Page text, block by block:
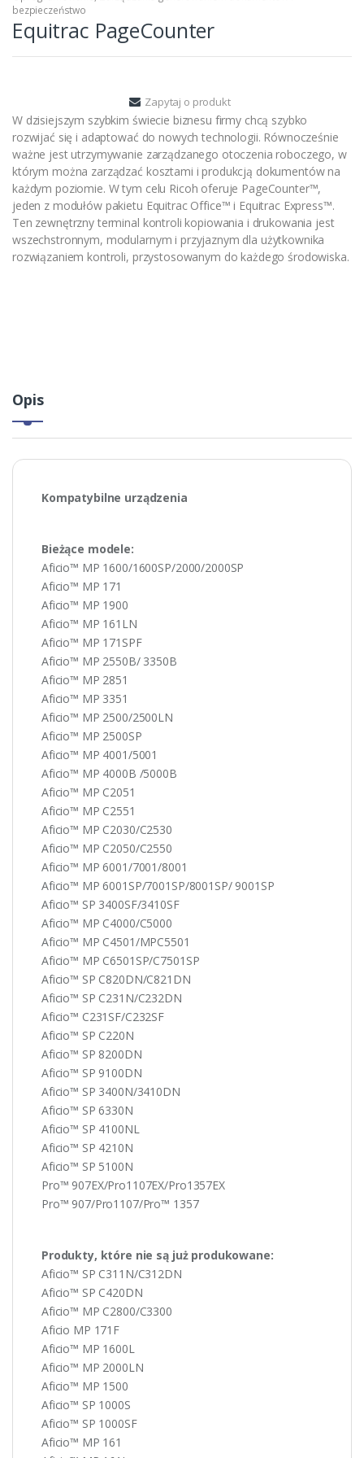
bezpieczeństwo
Equitrac PageCounter
Zapytaj o produkt
W dzisiejszym szybkim świecie biznesu firmy chcą szybko
rozwijać się i adaptować do nowych technologii. Równocześnie
ważne jest utrzymywanie zarządzanego otoczenia roboczego, w
którym można zarządzać kosztami i produkcją dokumentów na
każdym poziomie. W tym celu Ricoh oferuje PageCounter™,
jeden z modułów pakietu Equitrac Office™ i Equitrac Express™.
Ten zewnętrzny terminal kontroli kopiowania i drukowania jest
wszechstronnym, modularnym i przyjaznym dla użytkownika
rozwiązaniem kontroli, przystosowanym do każdego środowiska.
Opis
Kompatybilne urządzenia
Bieżące modele:
Aficio™ MP 1600/1600SP/2000/2000SP
Aficio™ MP 171
Aficio™ MP 1900
Aficio™ MP 161LN
Aficio™ MP 171SPF
Aficio™ MP 2550B/ 3350B
Aficio™ MP 2851
Aficio™ MP 3351
Aficio™ MP 2500/2500LN
Aficio™ MP 2500SP
Aficio™ MP 4001/5001
Aficio™ MP 4000B /5000B
Aficio™ MP C2051
Aficio™ MP C2551
Aficio™ MP C2030/C2530
Aficio™ MP C2050/C2550
Aficio™ MP 6001/7001/8001
Aficio™ MP 6001SP/7001SP/8001SP/ 9001SP
Aficio™ SP 3400SF/3410SF
Aficio™ MP C4000/C5000
Aficio™ MP C4501/MPC5501
Aficio™ MP C6501SP/C7501SP
Aficio™ SP C820DN/C821DN
Aficio™ SP C231N/C232DN
Aficio™ C231SF/C232SF
Aficio™ SP C220N
Aficio™ SP 8200DN
Aficio™ SP 9100DN
Aficio™ SP 3400N/3410DN
Aficio™ SP 6330N
Aficio™ SP 4100NL
Aficio™ SP 4210N
Aficio™ SP 5100N
Pro™ 907EX/Pro1107EX/Pro1357EX
Pro™ 907/Pro1107/Pro™ 1357
Produkty, które nie są już produkowane:
Aficio™ SP C311N/C312DN
Aficio™ SP C420DN
Aficio™ MP C2800/C3300
Aficio MP 171F
Aficio™ MP 1600L
Aficio™ MP 2000LN
Aficio™ MP 1500
Aficio™ SP 1000S
Aficio™ SP 1000SF
Aficio™ MP 161